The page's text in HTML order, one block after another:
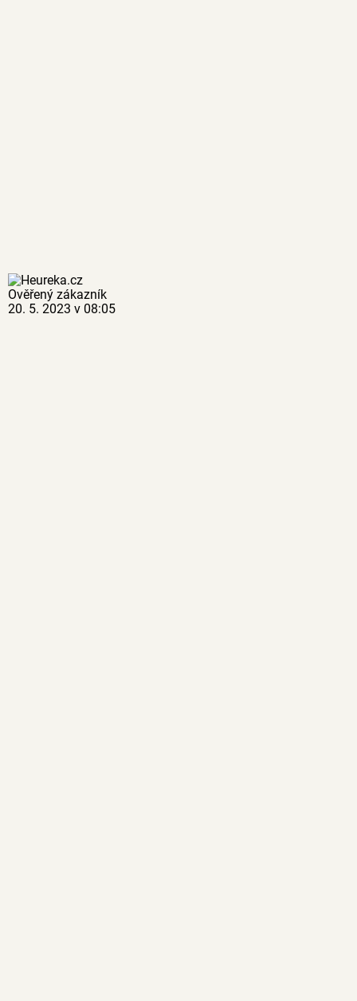
Ověřený zákazník
20. 5. 2023 v 08:05